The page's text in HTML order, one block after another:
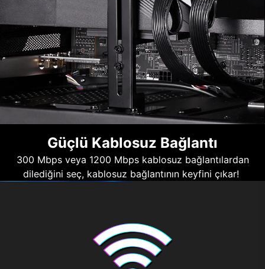
Güçlü Kablosuz Bağlantı
300 Mbps veya 1200 Mbps kablosuz bağlantılardan
dilediğini seç, kablosuz bağlantının keyfini çıkar!